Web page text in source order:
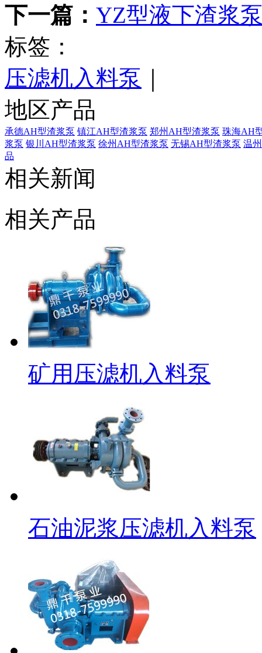
下一篇： YZ型液下渣浆
标签：
压滤机入料泵
地区产品
承德AH型渣浆泵 镇江AH型渣浆泵 郑州AH型渣浆泵 珠海AH
浆泵 银川AH型渣浆泵 徐州AH型渣浆泵 无锡AH型渣浆泵 温
品
相关新闻
相关产品
矿用压滤机入料泵
石油泥浆压滤机入料泵